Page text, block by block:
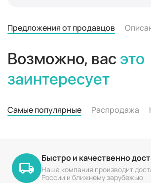
Предложения от продавцов
Возможно, вас это
заинтересует
Самые популярные Распродажа
Быстро и качественно
Наша компания производит
России и ближнему зарубежью